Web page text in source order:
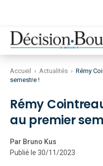
Accueil › Actualités › Rémy
semestre !
Rémy
au premier
Par Bruno Kus
Publié le 30/11/2023